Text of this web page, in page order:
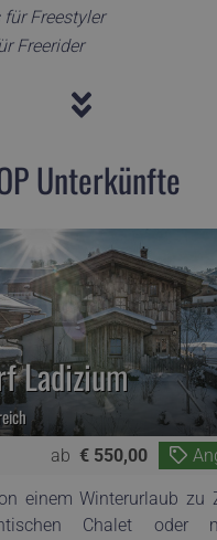
Freestyler
Freerider
Unterkünfte
Ladizium
ab € 550,00
einem Winterurlaub zu
Chalet oder